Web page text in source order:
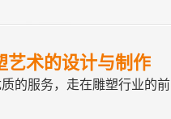
术的设计与制作
服务，走在雕塑行业的前